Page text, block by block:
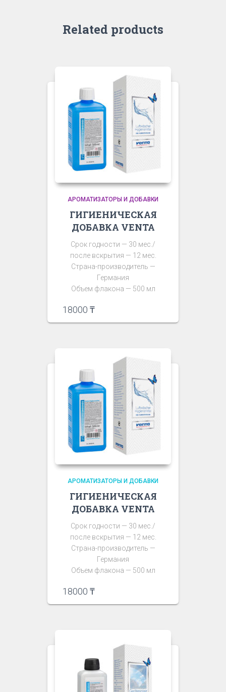
Related products
АРОМАТИЗАТОРЫ И ДОБАВКИ
ГИГИЕНИЧЕСКАЯ
ДОБАВКА VENTA
Срок годности — 30 мес./
после вскрытия — 12 мес.
Страна-производитель —
Германия
Объем флакона — 500 мл
18000 ₸
АРОМАТИЗАТОРЫ И ДОБАВКИ
ГИГИЕНИЧЕСКАЯ
ДОБАВКА VENTA
Срок годности — 30 мес./
после вскрытия — 12 мес.
Страна-производитель —
Германия
Объем флакона — 500 мл
18000 ₸